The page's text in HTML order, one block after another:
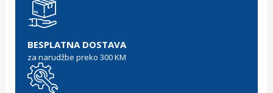
BESPLATNA DOSTAVA
za narudžbe preko 300 KM